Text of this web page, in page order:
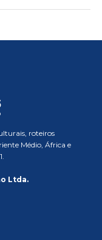
roteiros
Médio, África e
Ltda.